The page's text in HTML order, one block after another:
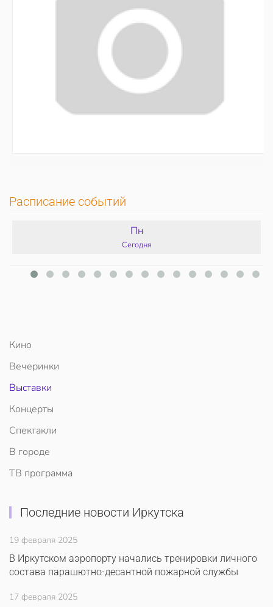
Расписание событий
Пн
Сегодня
Кино
Вечеринки
Выставки
Концерты
Спектакли
В городе
ТВ программа
Последние новости Иркутска
19 февраля 2025
В Иркутском аэропорту начались тренировки личного
состава парашютно-десантной пожарной службы
17 февраля 2025